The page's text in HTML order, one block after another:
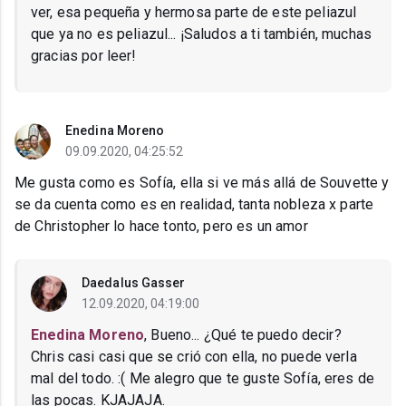
ver, esa pequeña y hermosa parte de este peliazul
que ya no es peliazul... ¡Saludos a ti también, muchas
gracias por leer!
Enedina Moreno
09.09.2020, 04:25:52
Me gusta como es Sofía, ella si ve más allá de Souvette y
se da cuenta como es en realidad, tanta nobleza x parte
de Christopher lo hace tonto, pero es un amor
Daedalus Gasser
12.09.2020, 04:19:00
Enedina Moreno, Bueno... ¿Qué te puedo decir?
Chris casi casi que se crió con ella, no puede verla
mal del todo. :( Me alegro que te guste Sofía, eres de
las pocas. KJAJAJA.